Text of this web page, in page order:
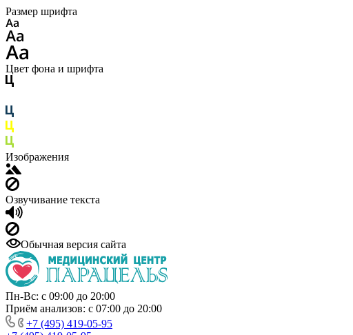
Размер шрифта
Цвет фона и шрифта
Изображения
Озвучивание текста
Обычная версия сайта
Пн-Вс: с 09:00 до 20:00
Приём анализов: с 07:00 до 20:00
+7 (495) 419-05-95